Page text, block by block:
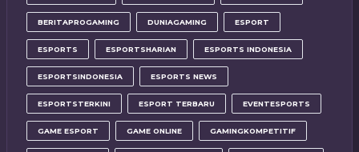
BERITAPROGAMING DUNIAGAMING ESPORT
ESPORTS ESPORTSHARIAN ESPORTS INDONESIA
ESPORTSINDONESIA ESPORTS NEWS
ESPORTSTERKINI ESPORT TERBARU EVENTESPORTS
GAME ESPORT GAME ONLINE GAMINGKOMPETITIF